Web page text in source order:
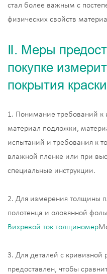
стал более важным с
физических свойств
Ⅱ. Меры
покупке
покрытия краски
1. Понимание требований к
материал подложки,
испытаний и требования к
влажной пленке или при
специальные инструкции.
2. Для измерения толщины
полотенца и оловянной
Вихревой ток толщиномер
3. Для деталей с
предоставлен, чтобы